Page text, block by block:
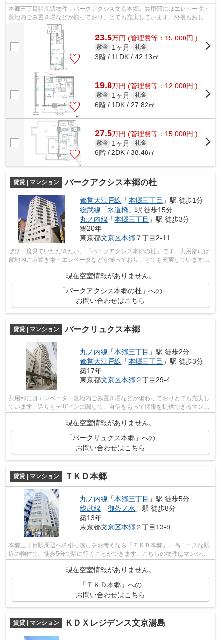
本郷三丁目駅周辺物件：パークアクシス文京本郷。共用部にはエレベータ・
敷地内ごみ置き場などが揃っており、とても充実しています。外装もおしゃ
れで快適な生活をおくることができる...
23.5万円 (管理費等：15,000円 )
敷金 1ヶ月 礼金 -
3階 / 1LDK / 42.13㎡
19.8万円 (管理費等：12,000円 )
敷金 1ヶ月 礼金 -
6階 / 1DK / 27.82㎡
27.5万円 (管理費等：15,000円 )
敷金 1ヶ月 礼金 -
6階 / 2DK / 38.48㎡
賃貸 | マンション パークアクシス本郷の杜
都営大江戸線 「本郷三丁目 」駅 徒歩1分
総武線 「水道橋 」駅 徒歩15分
丸ノ内線 「本郷三丁目 」駅 徒歩3分
築20年
東京都文京区本郷 ７丁目2-11
ぜひ一度見ていただきたい、「パークアクシス本郷の杜」です。共用部には
敷地内ごみ置き場・エレベータなどが揃っており、とても充実しています。
現在空室情報がありません。
「パークアクシス本郷の杜」への
お問い合わせはこちら
賃貸 | マンション パークリュクス本郷
丸ノ内線 「本郷三丁目 」駅 徒歩2分
都営大江戸線 「本郷三丁目 」駅 徒歩3分
築17年
東京都文京区本郷２丁目29-4
共用部にはエレベータ・敷地内ごみ置き場などが備わっておりとても充実し
ています。造りとデザインに関して、自信をもって情報を提供できるマンシ
現在空室情報がありません。
「パークリュクス本郷」への
お問い合わせはこちら
賃貸 | マンション ＴＫＤ本郷
丸ノ内線 「本郷三丁目 」駅 徒歩5分
総武線 「御茶ノ水 」駅 徒歩8分
築13年
東京都文京区本郷２丁目13-8
本郷三丁目駅周辺への引っ越しをお考えなら「ＴＫＤ本郷」。高ニーズな駅
近の物件で、徒歩5分で駅に行くことができます。こちらの物件はマンショ
ンです。こちらはエレベーター付き物件...
現在空室情報がありません。
「ＴＫＤ本郷」への
お問い合わせはこちら
賃貸 | マンション ＫＤＸレジデンス文京湯島